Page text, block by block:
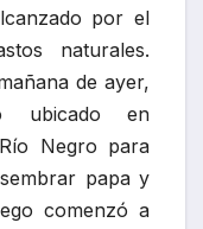
por el
naturales.
de ayer,
ubicado en
Negro para
papa y
comenzó a